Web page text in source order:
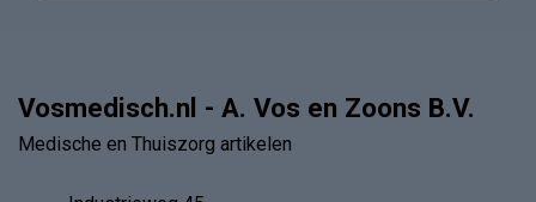
Vosmedisch.nl - A. Vos en Zoons B.V.
Medische en Thuiszorg artikelen